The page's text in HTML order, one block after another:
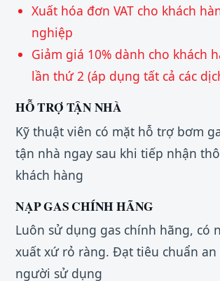
Xuất hóa đơn VAT cho khách
nghiệp
Giảm giá 10% dành cho khách
lần thứ 2 (áp dụng tất cả các
HỖ TRỢ TẬN NHÀ
Kỹ thuật viên có mặt hỗ trợ bơm
tận nhà ngay sau khi tiếp nhận
khách hàng
NẠP GAS CHÍNH HÃNG
Luôn sử dụng gas chính hãng, có
xuất xứ rỏ ràng. Đạt tiêu chuẩn an
người sử dụng